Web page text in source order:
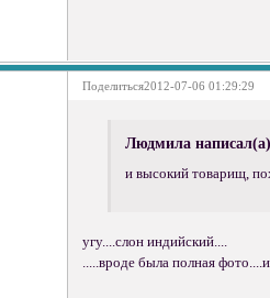
Поделиться2012-07-06 01:29:29
Людмила
и высокий товарищ,
угу....слон индийский....
.....вроде была полная